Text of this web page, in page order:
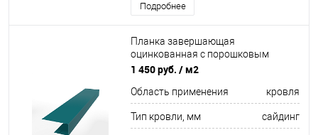
Подробнее
Планка завершающая
оцинкованная с порошковым
покрытием 0,45мм ширина более
1 450 руб. / м2
Область применения кровля
Тип кровли, мм сайдинг